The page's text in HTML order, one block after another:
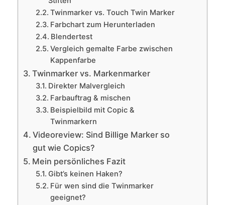
Twinmarker vs. Touch Twin Marker
Farbchart zum Herunterladen
Blendertest
Vergleich gemalte Farbe zwischen
Kappenfarbe
Twinmarker vs. Markenmarker
Direkter Malvergleich
Farbauftrag & mischen
Beispielbild mit Copic &
Twinmarkern
Videoreview: Sind Billige Marker so
gut wie Copics?
Mein persönliches Fazit
Gibt’s keinen Haken?
Für wen sind die Twinmarker
geeignet?